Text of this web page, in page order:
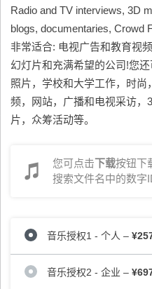
Radio and TV interviews, 3D
blogs, documentaries, Crowd
非常适合: 电视广告和教育视
幻灯片和充满希望的公司!您
照片，学校和大学工作，时
频，网站，广播和电视采访，
片，众筹活动等。
您可点击下载按钮下
搜索文件名中的数字
音乐授权1 - 个人 –
音乐授权2 - 企业 –